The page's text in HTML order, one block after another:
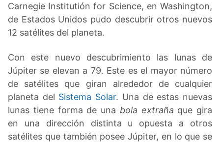
Carnegie Institutión for Science, en Washington,
de Estados Unidos pudo descubrir otros nuevos
12 satélites del planeta.
Con este nuevo descubrimiento las lunas de
Júpiter se elevan a 79. Este es el mayor número
de satélites que giran alrededor de cualquier
planeta del Sistema Solar. Una de estas nuevas
lunas tiene forma de una bola extraña que gira
en una dirección distinta u opuesta a otros
satélites que también posee Júpiter, en lo que se